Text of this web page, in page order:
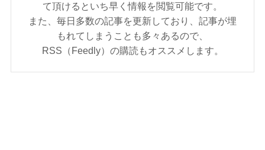
て頂けるといち早く情報を閲覧可能です。
また、毎日多数の記事を更新しており、記事が埋
もれてしまうことも多々あるので、
RSS（Feedly）の購読もオススメします。